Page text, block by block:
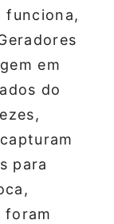
funciona,
em
do
para
foram